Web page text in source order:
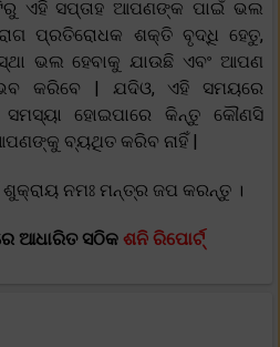
ଏହି ସପ୍ତାହ ଆପଣଙ୍କ ପାଇଁ ଭଲ
ପ୍ରତିରୋଧକ ଶକ୍ତି ବୃଦ୍ଧି ହେତୁ,
ଭଲ ହେବାକୁ ଯାଉଛି ଏବଂ ଆପଣ
କରିବେ | ଯଦିଓ, ଏହି ସମୟରେ
ହୋଇପାରେ କିନ୍ତୁ କୌଣସି
ବ୍ୟଥିତ କରିବ ନାହିଁ |
ନମଃ ମନ୍ତ୍ର ଜପ କରନ୍ତୁ ।
ଆଧାରିତ ସଠିକ ଶନି ରିପୋର୍ଟ୍